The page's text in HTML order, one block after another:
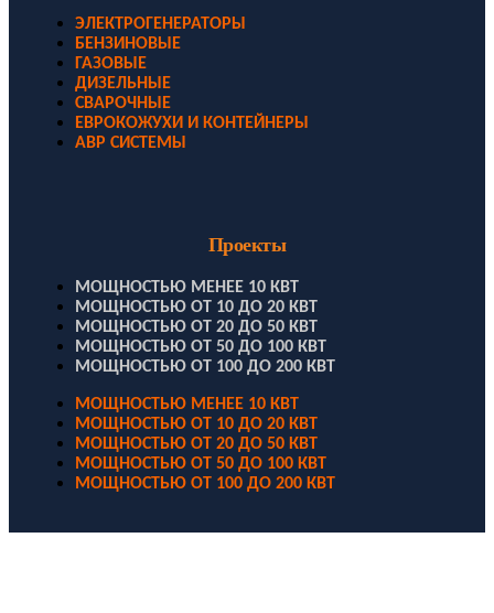
ЭЛЕКТРОГЕНЕРАТОРЫ
БЕНЗИНОВЫЕ
ГАЗОВЫЕ
ДИЗЕЛЬНЫЕ
СВАРОЧНЫЕ
ЕВРОКОЖУХИ И КОНТЕЙНЕРЫ
АВР СИСТЕМЫ
Проекты
МОЩНОСТЬЮ МЕНЕЕ 10 КВТ
МОЩНОСТЬЮ ОТ 10 ДО 20 КВТ
МОЩНОСТЬЮ ОТ 20 ДО 50 КВТ
МОЩНОСТЬЮ ОТ 50 ДО 100 КВТ
МОЩНОСТЬЮ ОТ 100 ДО 200 КВТ
МОЩНОСТЬЮ МЕНЕЕ 10 КВТ
МОЩНОСТЬЮ ОТ 10 ДО 20 КВТ
МОЩНОСТЬЮ ОТ 20 ДО 50 КВТ
МОЩНОСТЬЮ ОТ 50 ДО 100 КВТ
МОЩНОСТЬЮ ОТ 100 ДО 200 КВТ